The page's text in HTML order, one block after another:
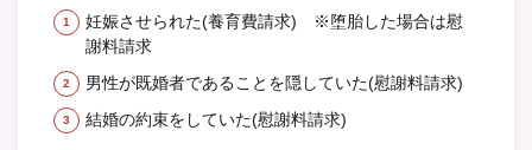
妊娠させられた(養育費請求) ※堕胎した場合は慰
謝料請求
男性が既婚者であることを隠していた(慰謝料請求)
結婚の約束をしていた(慰謝料請求)